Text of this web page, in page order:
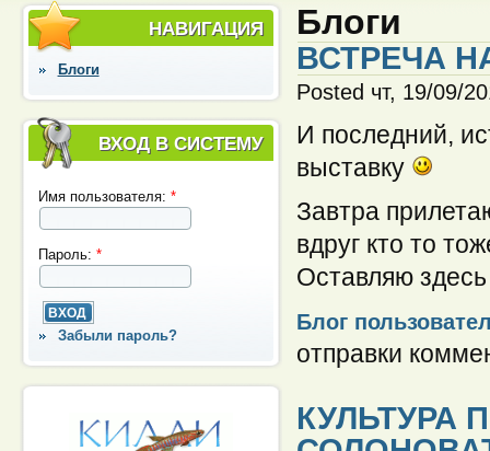
НАВИГАЦИЯ
Блоги
ВХОД В СИСТЕМУ
Имя пользователя:*
Пароль:*
Забыли пароль?
Блоги
ВСТРЕЧА
Posted чт, 19/09/
И последний,
выставку
Завтра
вдруг кто то
Оставляю
Блог
отправки
КУЛЬТУРА